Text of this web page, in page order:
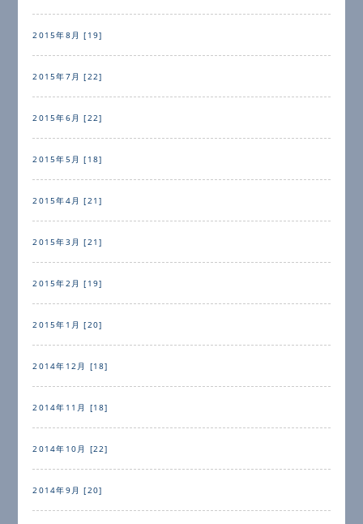
2015年8月 [19]
2015年7月 [22]
2015年6月 [22]
2015年5月 [18]
2015年4月 [21]
2015年3月 [21]
2015年2月 [19]
2015年1月 [20]
2014年12月 [18]
2014年11月 [18]
2014年10月 [22]
2014年9月 [20]